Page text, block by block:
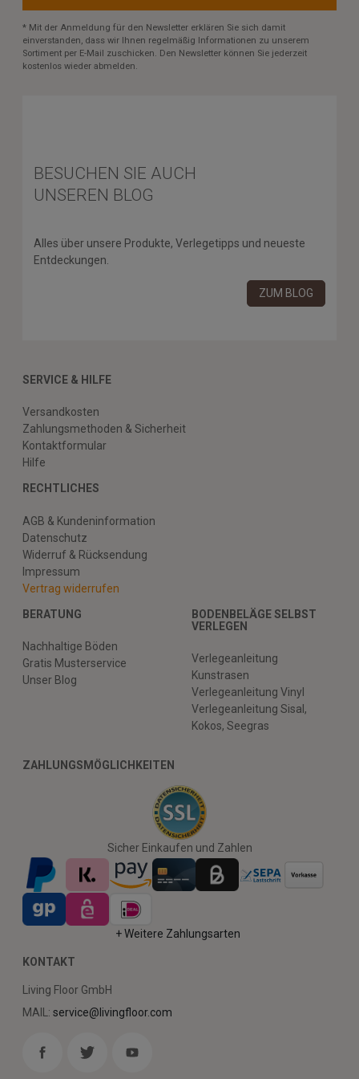
* Mit der Anmeldung für den Newsletter erklären Sie sich damit
einverstanden, dass wir Ihnen regelmäßig Informationen zu unserem
Sortiment per E-Mail zuschicken. Den Newsletter können Sie jederzeit
kostenlos wieder abmelden.
BESUCHEN SIE AUCH
UNSEREN BLOG
Alles über unsere Produkte, Verlegetipps und neueste
Entdeckungen.
ZUM BLOG
SERVICE & HILFE
Versandkosten
Zahlungsmethoden & Sicherheit
Kontaktformular
Hilfe
RECHTLICHES
AGB & Kundeninformation
Datenschutz
Widerruf & Rücksendung
Impressum
Vertrag widerrufen
BERATUNG
Nachhaltige Böden
Gratis Musterservice
Unser Blog
BODENBELÄGE SELBST
VERLEGEN
Verlegeanleitung
Kunstrasen
Verlegeanleitung Vinyl
Verlegeanleitung Sisal,
Kokos, Seegras
ZAHLUNGSMÖGLICHKEITEN
Sicher Einkaufen und Zahlen
+ Weitere Zahlungsarten
KONTAKT
Living Floor GmbH
MAIL: service@livingfloor.com